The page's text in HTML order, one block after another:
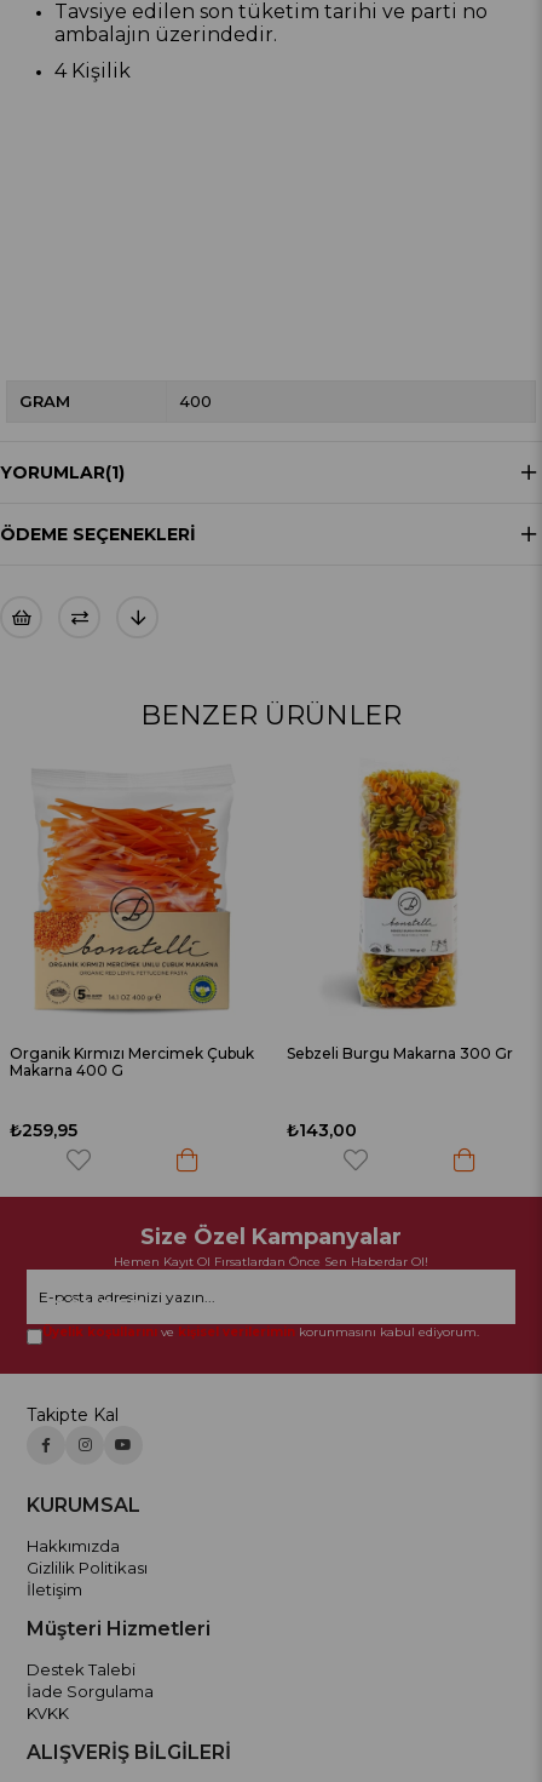
Tavsiye edilen son tüketim tarihi ve parti no
ambalajın üzerindedir.
4 Kişilik
GRAM 400
YORUMLAR(1)
ÖDEME SEÇENEKLERI
BENZER ÜRÜNLER
Sebzeli Burgu Makarna 300 Gr
₺143,00
Sebzeli Arpa Şehriye 500
₺193,50
Size Özel Kampanyalar
Hemen Kayıt Ol Fırsatlardan Önce Sen Haberdar Ol!
GÖNDER
Üyelik koşullarını ve kişisel verilerimin korunmasını kabul ediyorum.
Takipte Kal
KURUMSAL
Hakkımızda
Gizlilik Politikası
İletişim
Müşteri Hizmetleri
Destek Talebi
İade Sorgulama
KVKK
ALIŞVERİŞ BİLGİLERİ